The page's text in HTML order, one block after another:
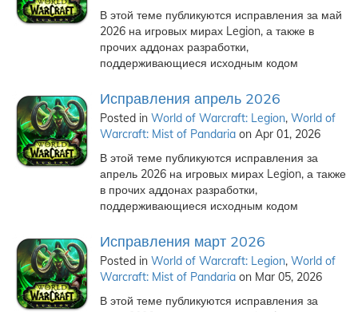
В этой теме публикуются исправления за май
2026 на игровых мирах Legion, а также в
прочих аддонах разработки,
поддерживающиеся исходным кодом
Исправления апрель 2026
Posted in World of Warcraft: Legion, World of
Warcraft: Mist of Pandaria on Apr 01, 2026
В этой теме публикуются исправления за
апрель 2026 на игровых мирах Legion, а также
в прочих аддонах разработки,
поддерживающиеся исходным кодом
Исправления март 2026
Posted in World of Warcraft: Legion, World of
Warcraft: Mist of Pandaria on Mar 05, 2026
В этой теме публикуются исправления за